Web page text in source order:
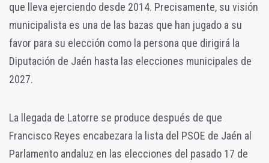
que lleva ejerciendo desde 2014. Precisamente, su visión
municipalista es una de las bazas que han jugado a su
favor para su elección como la persona que dirigirá la
Diputación de Jaén hasta las elecciones municipales de
2027.
La llegada de Latorre se produce después de que
Francisco Reyes encabezara la lista del PSOE de Jaén al
Parlamento andaluz en las elecciones del pasado 17 de